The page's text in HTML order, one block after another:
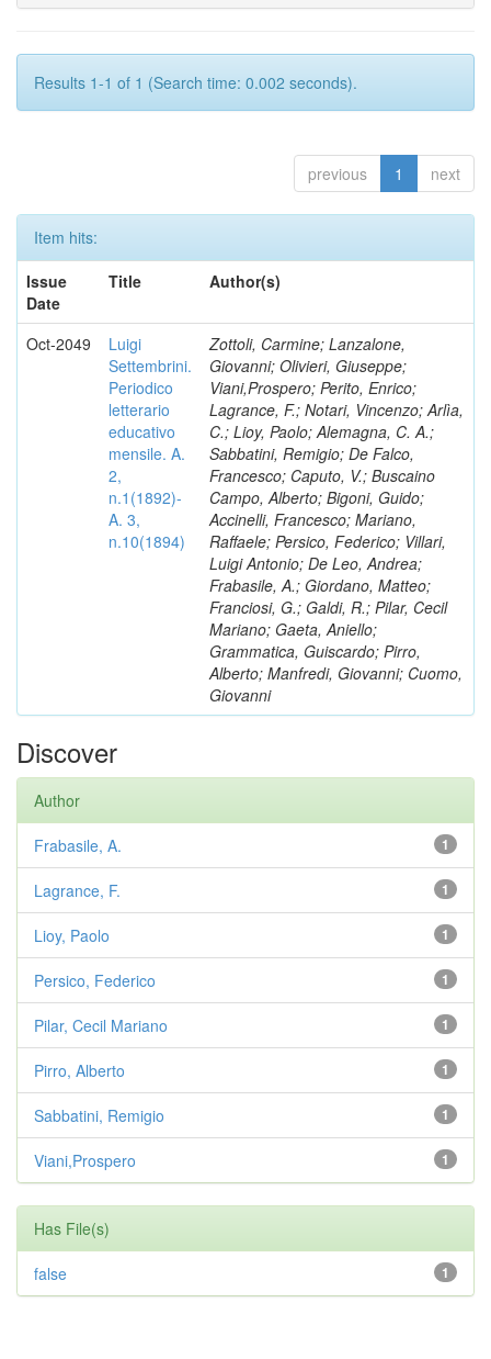
Results 1-1 of 1 (Search time: 0.002 seconds).
previous 1 next
Item hits:
Issue
Date
Title Author(s)
Oct-2049
Luigi
Settembrini.
Periodico
letterario
educativo
mensile. A.
2,
n.1(1892)-
A. 3,
n.10(1894)
Zottoli, Carmine; Lanzalone,
Giovanni; Olivieri, Giuseppe;
Viani,Prospero; Perito, Enrico;
Lagrance, F.; Notari, Vincenzo; Arlìa,
C.; Lioy, Paolo; Alemagna, C. A.;
Sabbatini, Remigio; De Falco,
Francesco; Caputo, V.; Buscaino
Campo, Alberto; Bigoni, Guido;
Accinelli, Francesco; Mariano,
Raffaele; Persico, Federico; Villari,
Luigi Antonio; De Leo, Andrea;
Frabasile, A.; Giordano, Matteo;
Franciosi, G.; Galdi, R.; Pilar, Cecil
Mariano; Gaeta, Aniello;
Grammatica, Guiscardo; Pirro,
Alberto; Manfredi, Giovanni; Cuomo,
Giovanni
Discover
Author
1
Frabasile, A.
1
Lagrance, F.
1
Lioy, Paolo
1
Persico, Federico
1
Pilar, Cecil Mariano
1
Pirro, Alberto
1
Sabbatini, Remigio
1
Viani,Prospero
Has File(s)
1
false